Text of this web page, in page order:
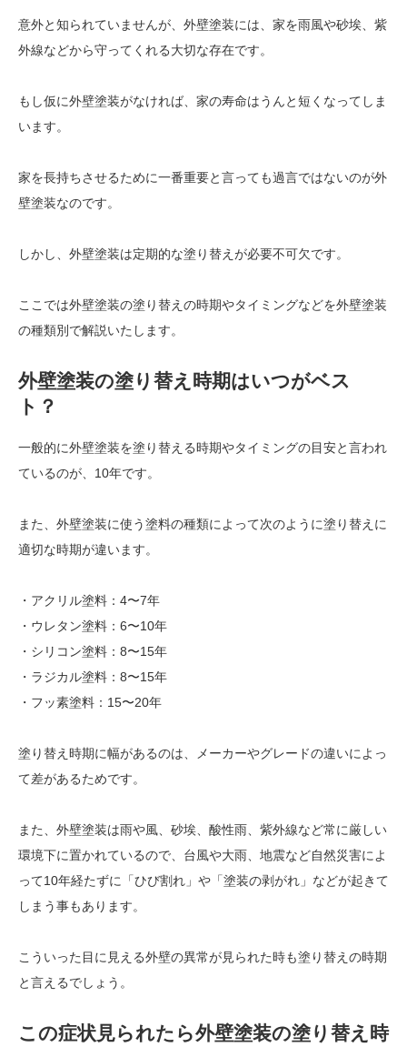
意外と知られていませんが、外壁塗装には、家を雨風や砂埃、紫
外線などから守ってくれる大切な存在です。
もし仮に外壁塗装がなければ、家の寿命はうんと短くなってしま
います。
家を長持ちさせるために一番重要と言っても過言ではないのが外
壁塗装なのです。
しかし、外壁塗装は定期的な塗り替えが必要不可欠です。
ここでは外壁塗装の塗り替えの時期やタイミングなどを外壁塗装
の種類別で解説いたします。
外壁塗装の塗り替え時期はいつがベス
ト？
一般的に外壁塗装を塗り替える時期やタイミングの目安と言われ
ているのが、10年です。
また、外壁塗装に使う塗料の種類によって次のように塗り替えに
適切な時期が違います。
・アクリル塗料：4〜7年
・ウレタン塗料：6〜10年
・シリコン塗料：8〜15年
・ラジカル塗料：8〜15年
・フッ素塗料：15〜20年
塗り替え時期に幅があるのは、メーカーやグレードの違いによっ
て差があるためです。
また、外壁塗装は雨や風、砂埃、酸性雨、紫外線など常に厳しい
環境下に置かれているので、台風や大雨、地震など自然災害によ
って10年経たずに「ひび割れ」や「塗装の剥がれ」などが起きて
しまう事もあります。
こういった目に見える外壁の異常が見られた時も塗り替えの時期
と言えるでしょう。
この症状見られたら外壁塗装の塗り替え時